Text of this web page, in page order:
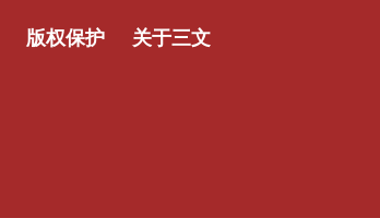
版权保护 关于三文